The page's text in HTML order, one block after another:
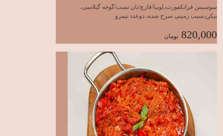
سوسیس فرانکفورت٫لوبیا/قارچ/نان تست/گوجه گیلاسی،
بیکن٫سیب زمینی سرخ شده، دوعدد نیمرو
820,000 تومان